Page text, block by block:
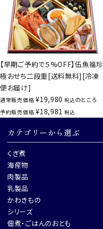
【早期ご予約で５%OFF】伍魚福珍
極おせち二段重[送料無料][冷凍
便お届け]
通常販売価格 ¥19,980 税込のところ
予約販売価格 ¥18,981 税込
カテゴリーから選ぶ
くぎ煮
海産物
肉製品
乳製品
かわきもの
シリーズ
佃煮・ごはんのおとも